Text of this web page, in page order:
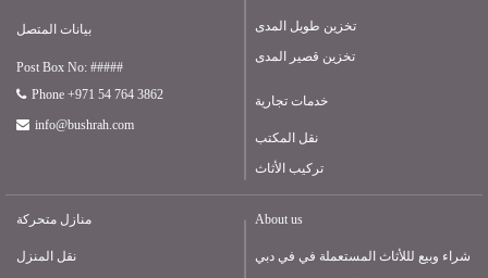
بيانات المتصل
Post Box No: #####
Phone +971 54 764 3862
info@bushrah.com
تخزين طويل المدى
تخزين قصير المدى
خدمات تجارية
نقل المكتب
تركيب الأثاث
منازل متحركة
نقل المنزل
About us
شراء وبيع لللأثاث المستعملة في في دبي